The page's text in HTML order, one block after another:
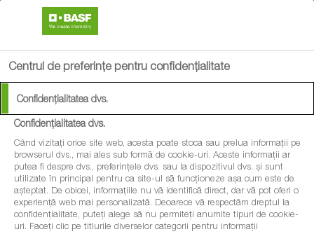
Centrul de preferințe pentru confidențialitate
Confidențialitatea dvs.
Confidențialitatea dvs.
Când vizitați orice site web, acesta poate stoca sau prelua informații pe
browserul dvs., mai ales sub formă de cookie-uri. Aceste informații ar
putea fi despre dvs., preferințele dvs. sau la dispozitivul dvs. și sunt
utilizate în principal pentru ca site-ul să funcționeze așa cum este de
așteptat. De obicei, informațiile nu vă identifică direct, dar vă pot oferi o
experiență web mai personalizată. Deoarece vă respectăm dreptul la
confidențialitate, puteți alege să nu permiteți anumite tipuri de cookie-
uri. Faceți clic pe titlurile diverselor categorii pentru informații